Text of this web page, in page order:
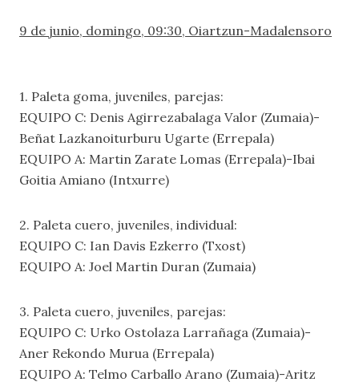
9 de junio, domingo, 09:30, Oiartzun-Madalensoro
1. Paleta goma, juveniles, parejas:
EQUIPO C: Denis Agirrezabalaga Valor (Zumaia)-
Beñat Lazkanoiturburu Ugarte (Errepala)
EQUIPO A: Martin Zarate Lomas (Errepala)-Ibai
Goitia Amiano (Intxurre)
2. Paleta cuero, juveniles, individual:
EQUIPO C: Ian Davis Ezkerro (Txost)
EQUIPO A: Joel Martin Duran (Zumaia)
3. Paleta cuero, juveniles, parejas:
EQUIPO C: Urko Ostolaza Larrañaga (Zumaia)-
Aner Rekondo Murua (Errepala)
EQUIPO A: Telmo Carballo Arano (Zumaia)-Aritz